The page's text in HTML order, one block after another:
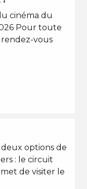
cinéma du
Pour toute
vous
deux options de
: le circuit
de visiter le